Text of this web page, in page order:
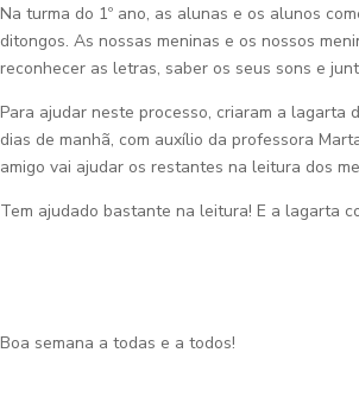
Na turma do 1º ano, as alunas e os alunos
ditongos. As nossas meninas e os nossos
reconhecer as letras, saber os seus sons e
Para ajudar neste processo, criaram a lagarta
dias de manhã, com auxílio da professora
amigo vai ajudar os restantes na leitura dos
Tem ajudado bastante na leitura! E a lagarta
Boa semana a todas e a todos!